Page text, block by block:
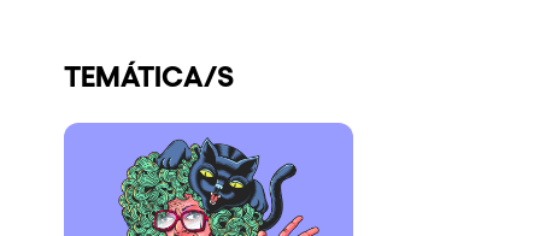
Quienes somos
¿Quieres trabajar con nosotros?
elrow News
TEMÁTICA/S